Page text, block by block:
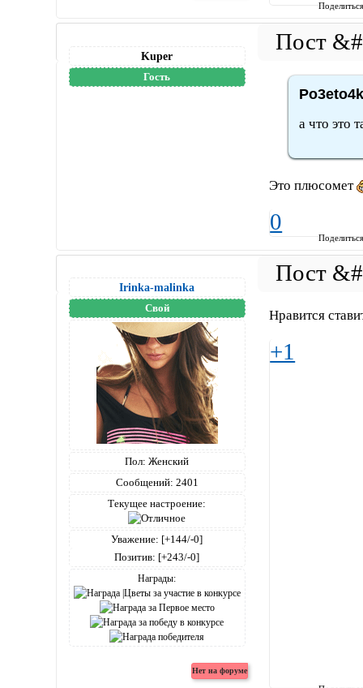
Kuper
Гость
а что это
Это плюсомет
0
Irinka-malinka
Свой
Пол: Женский
Сообщений: 2401
Текущее настроение:
Уважение: [+144/-0]
Позитив: [+243/-0]
Награды:
Нравится
+1